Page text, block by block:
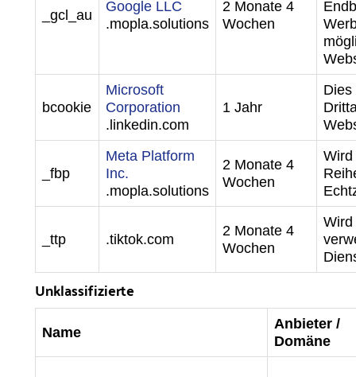
_gcl_au
Google LLC
.mopla.solutions
2 Monate 4
Wochen
bcookie
Microsoft
Corporation
.linkedin.com
1 Jahr
Dies
_fbp
Meta Platform
Inc.
.mopla.solutions
2 Monate 4
Wochen
Wird
_ttp .tiktok.com
2 Monate 4
Wochen
Wird
Unklassifizierte
Name
Anbieter /
Domäne